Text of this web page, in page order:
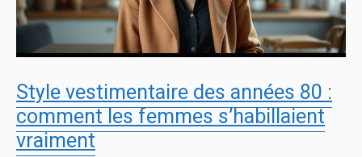
Style vestimentaire des années 80 :
comment les femmes s’habillaient
vraiment